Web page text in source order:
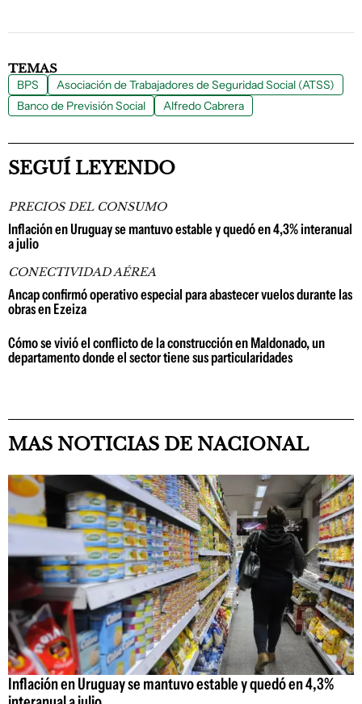
TEMAS
BPS
Asociación de Trabajadores de Seguridad Social (ATSS)
Banco de Previsión Social
Alfredo Cabrera
SEGUÍ LEYENDO
PRECIOS DEL CONSUMO
Inflación en Uruguay se mantuvo estable y quedó en 4,3% interanual
a julio
CONECTIVIDAD AÉREA
Ancap confirmó operativo especial para abastecer vuelos durante las
obras en Ezeiza
Cómo se vivió el conflicto de la construcción en Maldonado, un
departamento donde el sector tiene sus particularidades
MAS NOTICIAS DE NACIONAL
Inflación en Uruguay se mantuvo estable y quedó en 4,3%